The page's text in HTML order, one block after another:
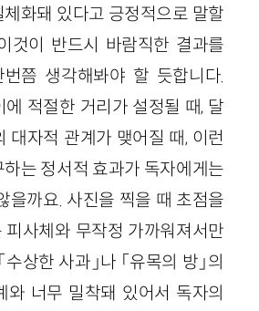
화돼 있다고 긍정적으로 말할
것이 반드시 바람직한 결과를
쯤 생각해봐야 할 듯합니다.
적절한 거리가 설정될 때, 달
대자적 관계가 맺어질 때, 이런
는 정서적 효과가 독자에게는
을까요. 사진을 찍을 때 초점을
피사체와 무작정 가까워져서만
상한 사과」나 「유목의 방」의
와 너무 밀착돼 있어서 독자의